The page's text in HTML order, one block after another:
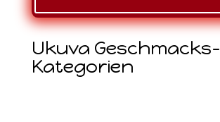
Ukuva Geschmacks-
Kategorien